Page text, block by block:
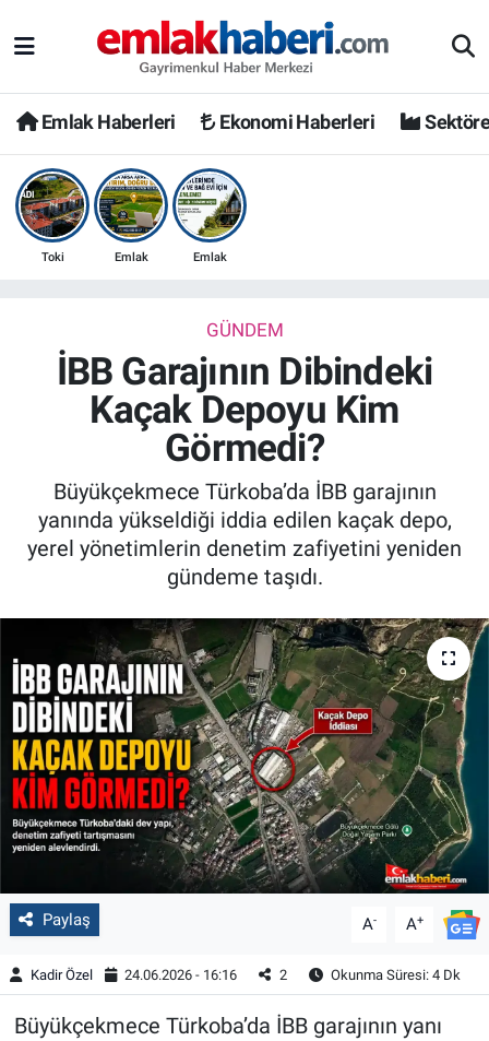
Emlak Haberleri Ekonomi Haberleri
Toki Emlak Emlak
GÜNDEM
İBB Garajının Dibindeki
Kaçak Depoyu Kim
Görmedi?
Büyükçekmece Türkoba’da İBB garajının
yanında yükseldiği iddia edilen kaçak depo,
yerel yönetimlerin denetim zafiyetini yeniden
gündeme taşıdı.
Paylaş A- A+
Kadir Özel 24.06.2026 - 16:16 2 Okunma Süresi: 4 Dk
Büyükçekmece Türkoba’da İBB garajının yanı